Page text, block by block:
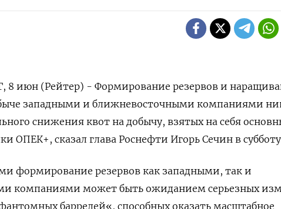
8 июн (Рейтер) - Формирование резервов и
западными и ближневосточными компаниями
снижения квот на добычу, взятых на себя
ОПЕК+, сказал глава Роснефти Игорь Сечин в
формирование резервов как западными, так и
компаниями может быть ожиданием серьезных
баррелей«, способных оказать масштабное